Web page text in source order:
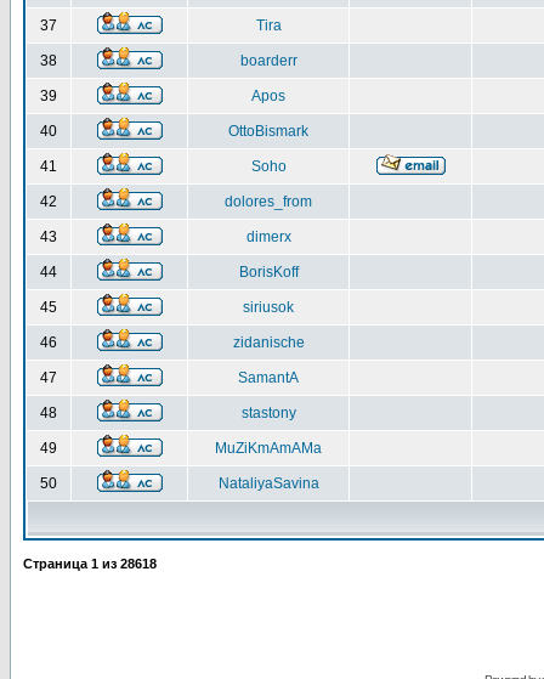
37 Tira
38 boarderr
39 Apos
40 OttoBismark
41 Soho
42 dolores_from
43 dimerx
44 BorisKoff
45 siriusok
46 zidanische
47 SamantA
48 stastony
49 MuZiKmAmAMa
50 NataliyaSavina
Страница 1 из 28618